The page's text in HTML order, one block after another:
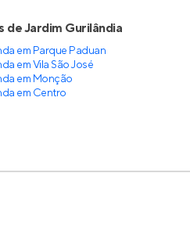
de Jardim Gurilândia
em Parque Paduan
em Vila São José
em Monção
em Centro